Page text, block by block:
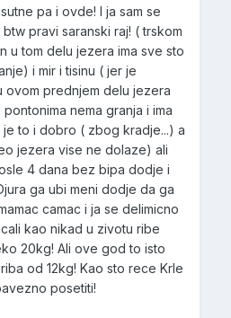
pa i ovde! I ja sam se
pravi saranski raj! ( trskom
u tom delu jezera ima sve sto
i mir i tisinu ( jer je
ovom prednjem delu jezera
nema granja i ima
to i dobro ( zbog kradje...) a
jezera vise ne dolaze) ali
4 dana bez bipa dodje i
ga ubi meni dodje da ga
camac i ja se delimicno
kao nikad u zivotu ribe
20kg! Ali ove god to isto
od 12kg! Kao sto rece Krle
posetiti!